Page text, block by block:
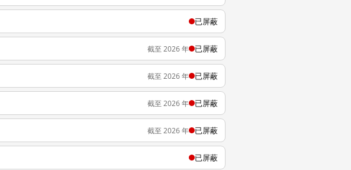
已屏蔽
截至 2026 年 已屏蔽
截至 2026 年 已屏蔽
截至 2026 年 已屏蔽
截至 2026 年 已屏蔽
已屏蔽